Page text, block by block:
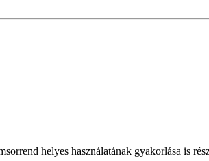
helyes használatának gyakorlása is